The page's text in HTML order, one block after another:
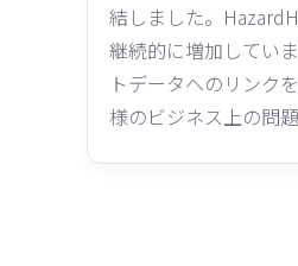
結しました。
継続的に増加してい
トデータへのリンク
様のビジネス上の問